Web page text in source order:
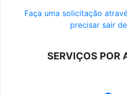
Faça uma solicitação
precisar sair
SERVIÇOS POR